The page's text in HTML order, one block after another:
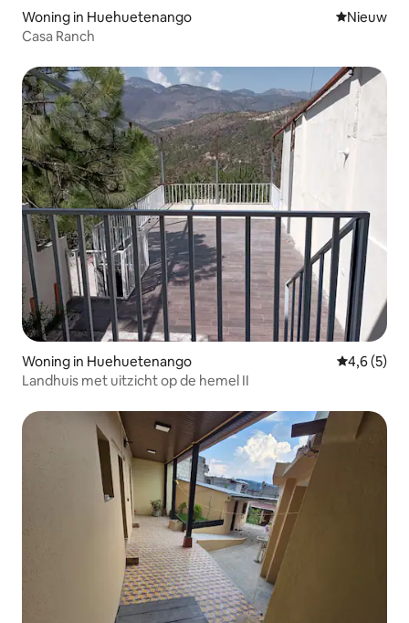
Woning in Huehuetenango Nieuwe
Nieuw
Casa Ranch
Woning in Huehuetenango
4,6 (5)
Landhuis met uitzicht op de hemel II